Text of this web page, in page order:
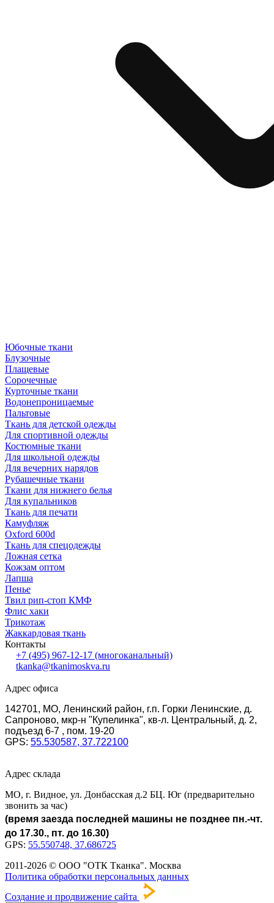
Юбочные ткани
Блузочные
Плащевые
Сорочечные
Курточные ткани
Водонепроницаемые
Пальтовые
Ткань для детской одежды
Для спортивной одежды
Костюмные ткани
Для школьной одежды
Для вечерних нарядов
Рубашечные ткани
Ткани для нижнего белья
Для купальников
Ткань для печати
Камуфляж
Oxford 600d
Ткань для спецодежды
Ложная сетка
Кожзам оптом
Лапша
Пенье
Твил рип-стоп КМФ
Флис хаки
Трикотаж
Жаккардовая ткань
Контакты
+7 (495) 967-12-17 (многоканальный)
tkanka@tkanimoskva.ru
Адрес офиса
142701, МО, Ленинский район, г.п. Горки Ленинские, д.
Сапроново, мкр-н "Купелинка", кв-л. Центральный, д. 2,
подъезд 6-7 , пом. 19-20
GPS: 55.530587, 37.722100
Адрес склада
МО, г. Видное, ул. Донбасская д.2 БЦ. Юг (предварительно
звонить за час)
(время заезда последней машины не позднее пн.-чт.
до 17.30., пт. до 16.30)
GPS: 55.550748, 37.686725
2011-2026 © ООО "ОТК Тканка". Москва
Политика обработки персональных данных
Создание и продвижение сайта